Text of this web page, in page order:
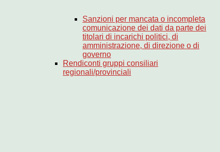
Sanzioni per mancata o incompleta
comunicazione dei dati da parte dei
titolari di incarichi politici, di
amministrazione, di direzione o di
governo
Rendiconti gruppi consiliari
regionali/provinciali